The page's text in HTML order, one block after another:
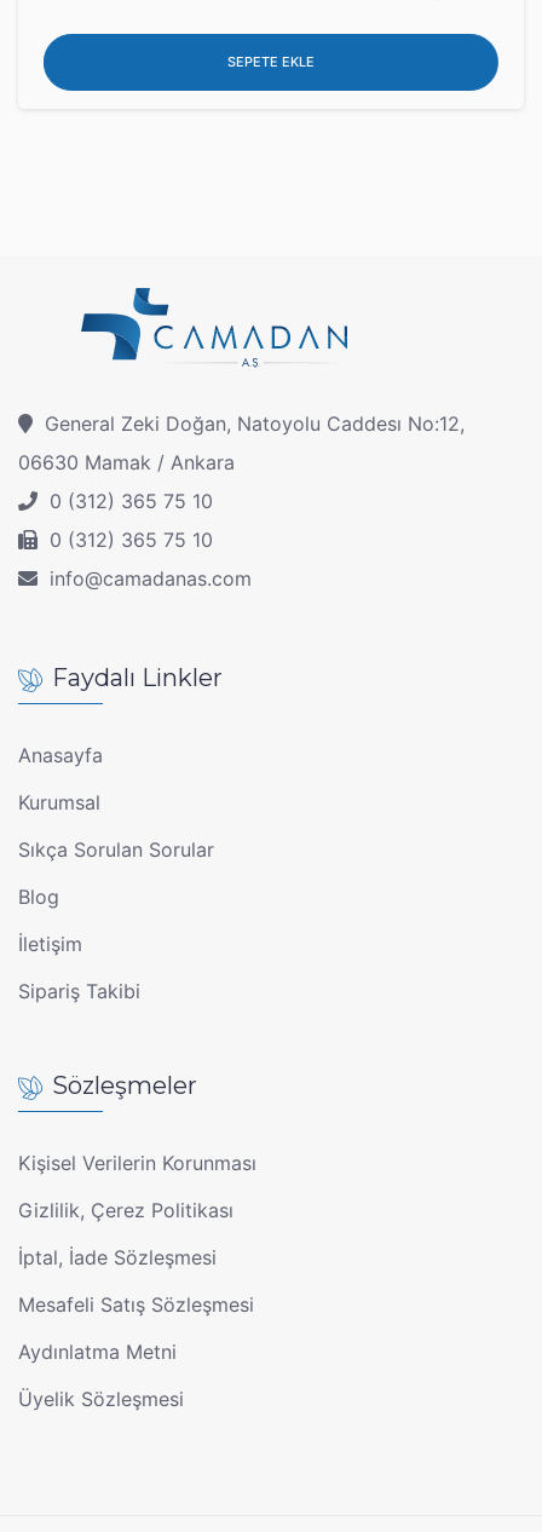
SEPETE EKLE
General Zeki Doğan, Natoyolu Caddesı No:12,
06630 Mamak / Ankara
0 (312) 365 75 10
0 (312) 365 75 10
info@camadanas.com
Faydalı Linkler
Anasayfa
Kurumsal
Sıkça Sorulan Sorular
Blog
İletişim
Sipariş Takibi
Sözleşmeler
Kişisel Verilerin Korunması
Gizlilik, Çerez Politikası
İptal, İade Sözleşmesi
Mesafeli Satış Sözleşmesi
Aydınlatma Metni
Üyelik Sözleşmesi